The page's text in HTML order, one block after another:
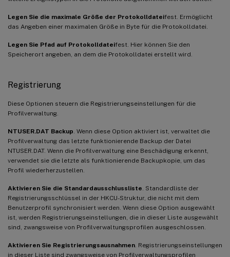
Legen Sie die maximale Größe der Protokolldateifest. Ermöglicht
das Angeben einer maximalen Größe in Byte für die Protokolldatei.
Legen Sie Pfad auf Protokolldateifest. Hier können Sie den
Speicherort angeben, an dem die Protokolldatei erstellt wird.
Registrierung
Diese Optionen steuern die Registrierungseinstellungen für die
Profilverwaltung.
NTUSER.DAT Backup . Wenn diese Option aktiviert ist, verwaltet die
Profilverwaltung das letzte funktionierende Backup der Datei
NTUSER.DAT. Wenn die Profilverwaltung eine Beschädigung erkennt,
verwendet sie die letzte als funktionierende Backupkopie, um das
Profil wiederherzustellen.
Aktivieren Sie die Standardausschlussliste . Standardliste der
Registrierungsschlüssel in der HKCU-Struktur, die nicht mit dem
Benutzerprofil synchronisiert werden. Wenn diese Option ausgewählt
ist, werden Registrierungseinstellungen, die in dieser Liste ausgewählt
sind, zwangsweise von Profilverwaltungsprofilen ausgeschlossen.
Aktivieren Sie Registrierungsausnahmen . Registrierungseinstellungen
in dieser Liste sind zwangsweise von Profilverwaltungsprofilen